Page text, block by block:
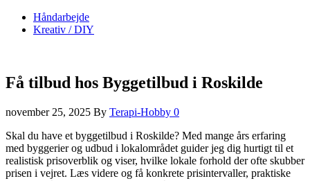
Håndarbejde
Kreativ / DIY
Få tilbud hos Byggetilbud i Roskilde
november 25, 2025 By Terapi-Hobby 0
Skal du have et byggetilbud i Roskilde? Med mange års erfaring
med byggerier og udbud i lokalområdet guider jeg dig hurtigt til et
realistisk prisoverblik og viser, hvilke lokale forhold der ofte skubber
prisen i vejret. Læs videre og få konkrete prisintervaller, praktiske